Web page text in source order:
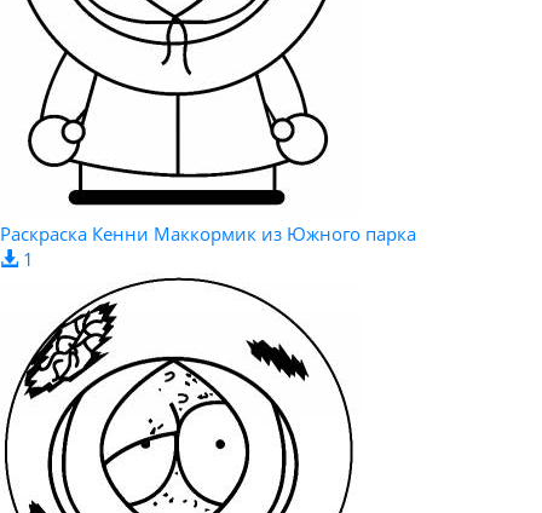
Раскраска Кенни Маккормик из Южного парка
1